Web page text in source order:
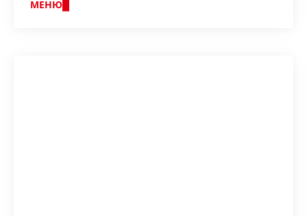
МЕНЮ